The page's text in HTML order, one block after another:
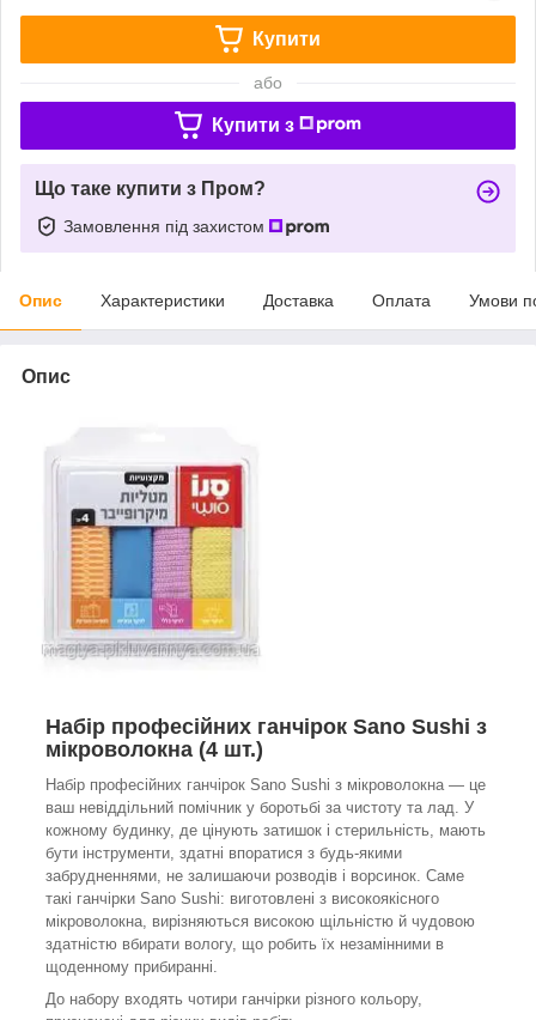
Купити
або
Купити з
Що таке купити з Пром?
Замовлення під захистом
Опис Характеристики Доставка Оплата Умови
Опис
Набір професійних ганчірок Sano Sushi з
мікроволокна (4 шт.)
Набір професійних ганчірок Sano Sushi з мікроволокна — це
ваш невіддільний помічник у боротьбі за чистоту та лад. У
кожному будинку, де цінують затишок і стерильність, мають
бути інструменти, здатні впоратися з будь-якими
забрудненнями, не залишаючи розводів і ворсинок. Саме
такі ганчірки Sano Sushi: виготовлені з високоякісного
мікроволокна, вирізняються високою щільністю й чудовою
здатністю вбирати вологу, що робить їх незамінними в
щоденному прибиранні.
До набору входять чотири ганчірки різного кольору,